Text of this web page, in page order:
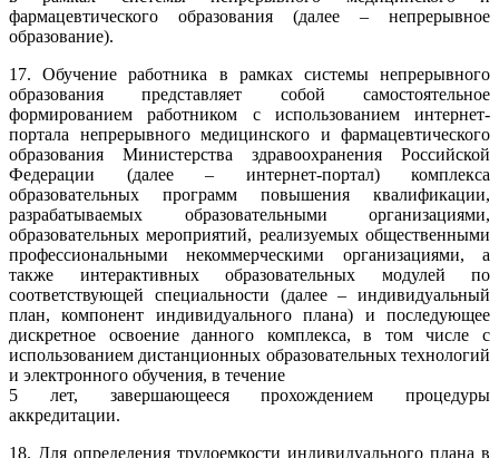
фармацевтического образования (далее – непрерывное
образование).
17. Обучение работника в рамках системы непрерывного
образования представляет собой самостоятельное
формированием работником с использованием интернет-
портала непрерывного медицинского и фармацевтического
образования Министерства здравоохранения Российской
Федерации (далее – интернет-портал) комплекса
образовательных программ повышения квалификации,
разрабатываемых образовательными организациями,
образовательных мероприятий, реализуемых общественными
профессиональными некоммерческими организациями, а
также интерактивных образовательных модулей по
соответствующей специальности (далее – индивидуальный
план, компонент индивидуального плана) и последующее
дискретное освоение данного комплекса, в том числе с
использованием дистанционных образовательных технологий
и электронного обучения, в течение
5 лет, завершающееся прохождением процедуры
аккредитации.
18. Для определения трудоемкости индивидуального плана в